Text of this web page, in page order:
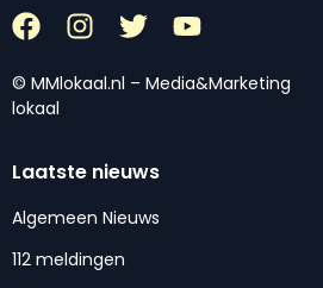
© MMlokaal.nl – Media&Marketing
lokaal
Laatste nieuws
Algemeen Nieuws
112 meldingen